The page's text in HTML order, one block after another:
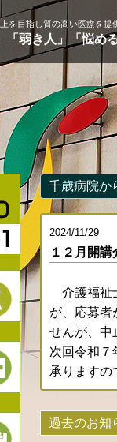
を目指し質の高い医療を提
「弱き人」「悩め
千歳病院か
2024/11/29
１２月開
介護福祉
が、応募者
せんが、中
次回令和７
承りますの
過去のお知